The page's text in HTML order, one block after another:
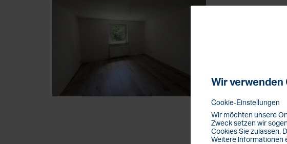
Wir verwenden
Cookie-Einstellungen
Wir möchten unsere
Zweck setzen wir
Cookies Sie zulassen.
Weitere lnformationen